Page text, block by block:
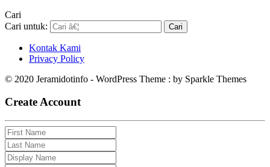
Cari
Cari untuk:
Kontak Kami
Privacy Policy
© 2020 Jeramidotinfo - WordPress Theme : by Sparkle Themes
Create Account